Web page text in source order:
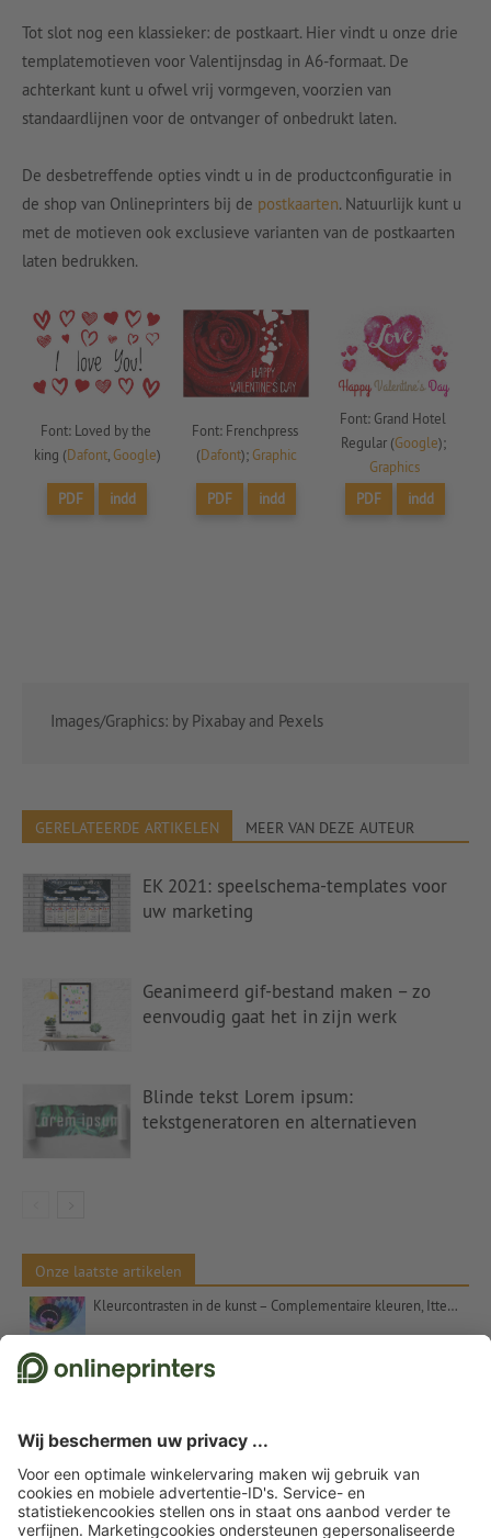
Tot slot nog een klassieker: de postkaart. Hier vindt u onze drie
templatemotieven voor Valentijnsdag in A6-formaat. De
achterkant kunt u ofwel vrij vormgeven, voorzien van
standaardlijnen voor de ontvanger of onbedrukt laten.
De desbetreffende opties vindt u in de productconfiguratie in
de shop van Onlineprinters bij de postkaarten. Natuurlijk kunt u
met de motieven ook exclusieve varianten van de postkaarten
laten bedrukken.
Font: Loved by the
king (Dafont, Google)
Font: Frenchpress
(Dafont); Graphic
Font: Grand Hotel
Regular (Google );
Graphics
PDF
indd PDF indd PDF indd
Images/Graphics: by Pixabay and Pexels
GERELATEERDE ARTIKELEN MEER VAN DEZE AUTEUR
EK 2021: speelschema-templates voor
uw marketing
Geanimeerd gif-bestand maken – zo
eenvoudig gaat het in zijn werk
Blinde tekst Lorem ipsum:
tekstgeneratoren en alternatieven
Onze laatste artikelen
Kleurcontrasten in de kunst – Complementaire kleuren, Itten en het getal 7
Kerstcadeaus voor klanten – inspiratie en tips
Etalageversiering voor Kerstmis: Tips en inspiratie